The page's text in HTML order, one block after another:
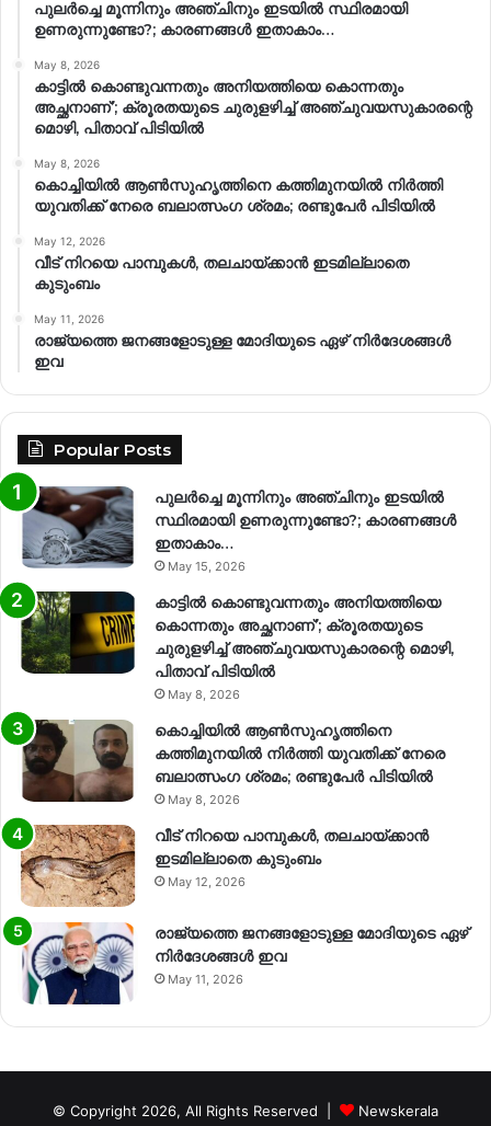
പുലർച്ചെ മൂന്നിനും അഞ്ചിനും ഇടയിൽ സ്ഥിരമായി
ഉണരുന്നുണ്ടോ?; കാരണങ്ങള്‍ ഇതാകാം…
May 8, 2026
കാട്ടിൽ കൊണ്ടുവന്നതും അനിയത്തിയെ കൊന്നതും
അച്ഛനാണ്’; ക്രൂരതയുടെ ചുരുളഴിച്ച് അഞ്ചുവയസുകാരന്റെ
മൊഴി, പിതാവ് പിടിയിൽ
May 8, 2026
കൊച്ചിയിൽ ആൺസുഹൃത്തിനെ കത്തിമുനയിൽ നിർത്തി
യുവതിക്ക് നേരെ ബലാത്സംഗ​ ശ്രമം; രണ്ടുപേർ പിടിയിൽ
May 12, 2026
വീട് നിറയെ പാമ്പുകൾ, തലചായ്ക്കാൻ ഇടമില്ലാതെ
കുടുംബം
May 11, 2026
രാജ്യത്തെ ജനങ്ങളോടുള്ള മോദിയുടെ ഏഴ് നിര്‍ദേശങ്ങള്‍
ഇവ
Popular Posts
പുലർച്ചെ മൂന്നിനും അഞ്ചിനും ഇടയിൽ
സ്ഥിരമായി ഉണരുന്നുണ്ടോ?; കാരണങ്ങള്‍
ഇതാകാം…
May 15, 2026
കാട്ടിൽ കൊണ്ടുവന്നതും അനിയത്തിയെ
കൊന്നതും അച്ഛനാണ്’; ക്രൂരതയുടെ
ചുരുളഴിച്ച് അഞ്ചുവയസുകാരന്റെ മൊഴി,
പിതാവ് പിടിയിൽ
May 8, 2026
കൊച്ചിയിൽ ആൺസുഹൃത്തിനെ
കത്തിമുനയിൽ നിർത്തി യുവതിക്ക് നേരെ
ബലാത്സംഗ​ ശ്രമം; രണ്ടുപേർ പിടിയിൽ
May 8, 2026
വീട് നിറയെ പാമ്പുകൾ, തലചായ്ക്കാൻ
ഇടമില്ലാതെ കുടുംബം
May 12, 2026
രാജ്യത്തെ ജനങ്ങളോടുള്ള മോദിയുടെ ഏഴ്
നിര്‍ദേശങ്ങള്‍ ഇവ
May 11, 2026
© Copyright 2026, All Rights Reserved | Newskerala